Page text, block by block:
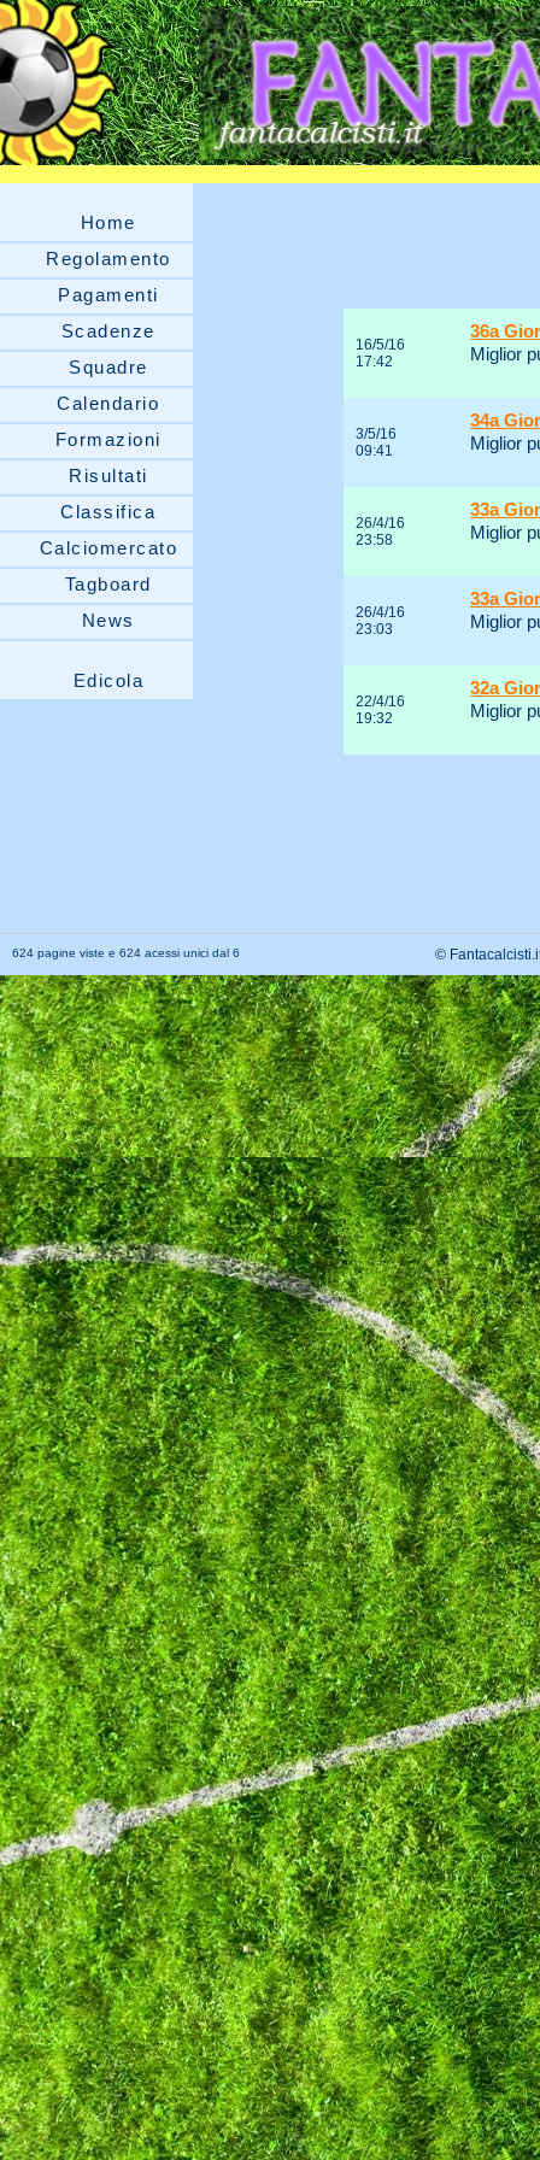
Home
Regolamento
Pagamenti
Scadenze
Squadre
Calendario
Formazioni
Risultati
Classifica
Calciomercato
Tagboard
News
Edicola
16/5/16
17:42
36a
Miglior
3/5/16
09:41
34a
Miglior
26/4/16
23:58
33a
Miglior
26/4/16
23:03
33a
Miglior
22/4/16
19:32
32a
Miglior
624 pagine viste e 624 acessi unici dal 6 ©